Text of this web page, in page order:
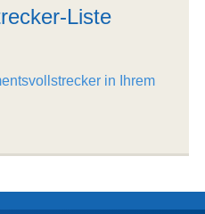
Liste
in Ihrem